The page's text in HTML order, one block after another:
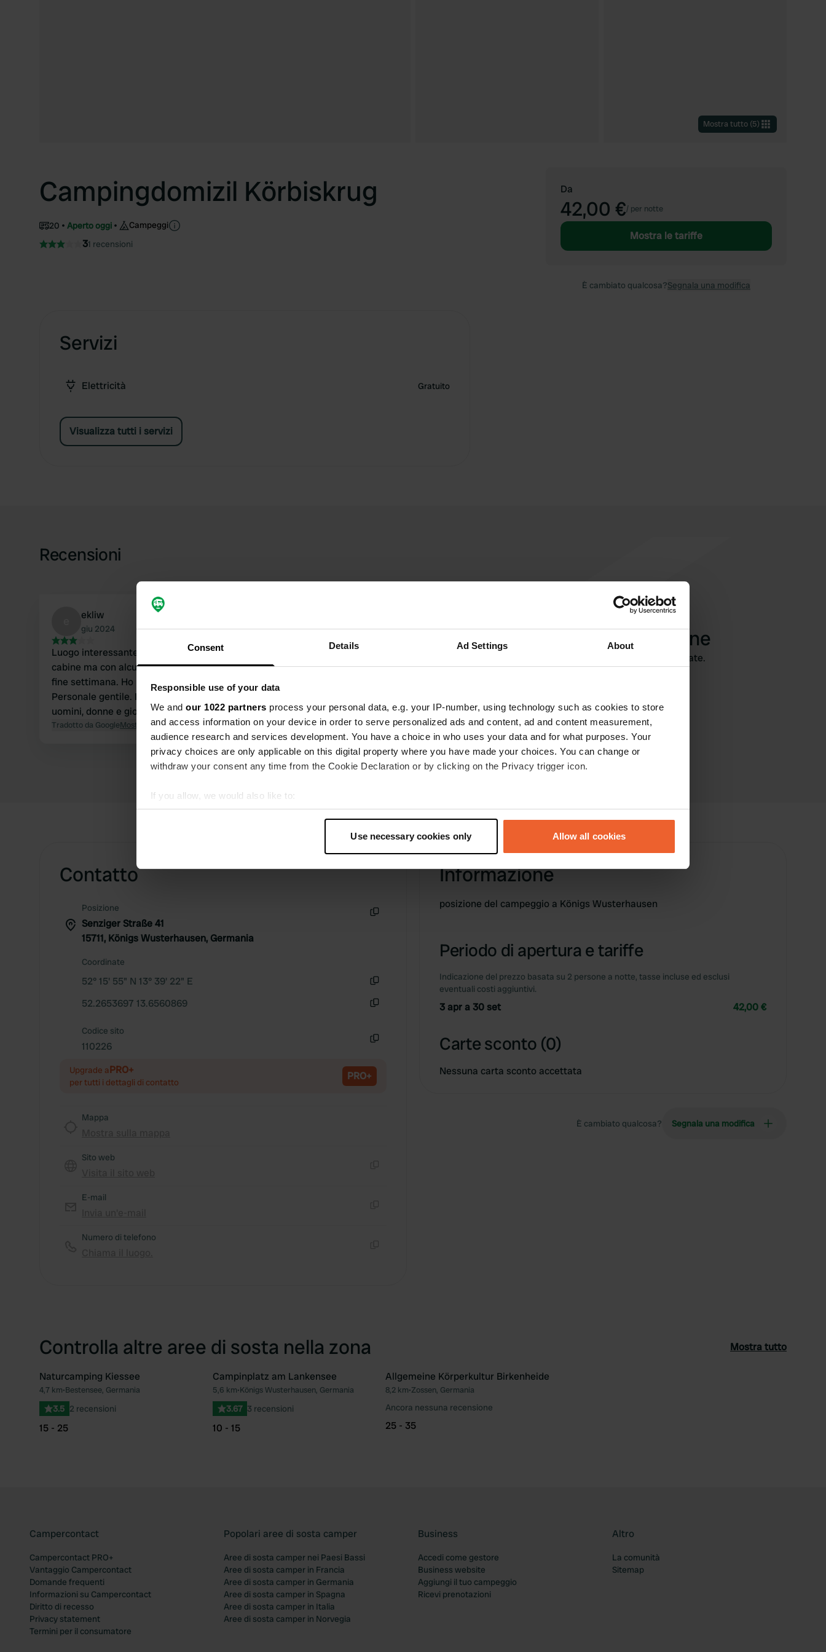
Consent Details Ad Settings About
Responsible use of your data
We and our 1022 partners process your personal data, e.g. your IP-number, using technology such as cookies to store
and access information on your device in order to serve personalized ads and content, ad and content measurement,
audience research and services development. You have a choice in who uses your data and for what purposes. Your
privacy choices are only applicable on this digital property where you have made your choices. You can change or
withdraw your consent any time from the Cookie Declaration or by clicking on the Privacy trigger icon.
If you allow, we would also like to:
Collect information about your geographical location which can be accurate to within several meters
Find out more about how your personal data is processed and set your preferences in the
We use cookies to personalise content and ads, to provide social media features and to analyse our traffic. We also share
other information that you’ve provided to them or that they’ve collected from your use of their services.
Use necessary cookies only Allow all cookies
Mostra tutto (5)
Campingdomizil Körbiskrug
20 Aperto oggi Campeggi
31 recensioni
Servizi
Elettricità Gratuito
Visualizza tutti i servizi
Da
42,00 €/ per notte
Mostra le tariffe
È cambiato qualcosa?Segnala una modifica
Recensioni
ekliw
giu 2024
Luogo interessante. Principalmente campeggiatori permanenti in piccole
cabine ma con alcuni posti turistici per camper. Piccolo ristorante aperto nei
fine settimana. Ho pagato € 28 per una notte incl. qualunque cosa.
Personale gentile. I servizi igienici sono un po' vecchi ma puliti, separati per
uomini, donne e giovani. Posto medio per un prezzo medio.
Tradotto da GoogleMostra originale
Aggiungi una recensione
Siete stati qui? Dite agli altri cosa ne pensate.
Contatto
Posizione
Senziger Straße 41
15711, Königs Wusterhausen, Germania
Coordinate
52° 15' 55" N 13° 39' 22" E
52.2653697 13.6560869
Codice sito
110226
Upgrade aPRO+
per tutti i dettagli di contatto PRO+
Mappa
Sito web
E-mail
Numero di telefono
Informazione
posizione del campeggio a Königs Wusterhausen
Periodo di apertura e tariffe
Indicazione del prezzo basata su 2 persone a notte, tasse incluse ed esclusi
eventuali costi aggiuntivi.
3 apr a 30 set 42,00 €
Carte sconto (0)
Nessuna carta sconto accettata
È cambiato qualcosa? Segnala una modifica
Controlla altre aree di sosta nella zona Mostra tutto
Preferito
Naturcamping Kiessee
4,7 km•Bestensee, Germania
3.5 2 recensioni
15 - 25
Preferito
Campinplatz am Lankensee
5,6 km•Königs Wusterhausen, Germania
3.67 3 recensioni
10 - 15
Allgemeine Körperkultur Birkenheide
8,2 km•Zossen, Germania
Ancora nessuna recensione
25 - 35
Campercontact
Campercontact PRO+
Vantaggio Campercontact
Domande frequenti
Informazioni su Campercontact
Diritto di recesso
Privacy statement
Termini per il consumatore
Popolari aree di sosta camper
Aree di sosta camper nei Paesi Bassi
Aree di sosta camper in Francia
Aree di sosta camper in Germania
Aree di sosta camper in Spagna
Aree di sosta camper in Italia
Aree di sosta camper in Norvegia
Business
Accedi come gestore
Business website
Aggiungi il tuo campeggio
Ricevi prenotazioni
Altro
La comunità
Sitemap